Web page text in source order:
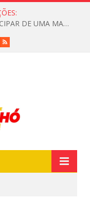
PREFEITURA DE CHORROCHÓ REALIZA VISITA TÉCNICA PARA LEVANTAMENTO DE TRECHO COM ESGOTO A CÉU ABERTO
RSS